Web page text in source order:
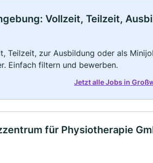
Vollzeit, Teilzeit,
Teilzeit, zur Ausbildung oder als
Einfach filtern und bewerben.
Jetzt alle Jobs in
für Physiotherapie